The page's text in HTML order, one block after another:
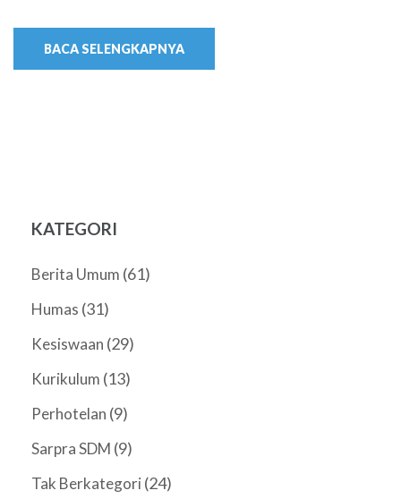
BACA SELENGKAPNYA
KATEGORI
Berita Umum (61)
Humas (31)
Kesiswaan (29)
Kurikulum (13)
Perhotelan (9)
Sarpra SDM (9)
Tak Berkategori (24)